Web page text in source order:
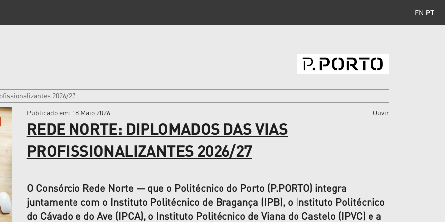
EN PT
2026/27
Publicado em: 18 Maio 2026 Ouvir
REDE NORTE: DIPLOMADOS DAS VIAS
PROFISSIONALIZANTES 2026/27
O Consórcio Rede Norte — que o Politécnico do Porto (P.PORTO) integra
juntamente com o Instituto Politécnico de Bragança (IPB), o Instituto Politécnico
do Cávado e do Ave (IPCA), o Instituto Politécnico de Viana do Castelo (IPVC) e a